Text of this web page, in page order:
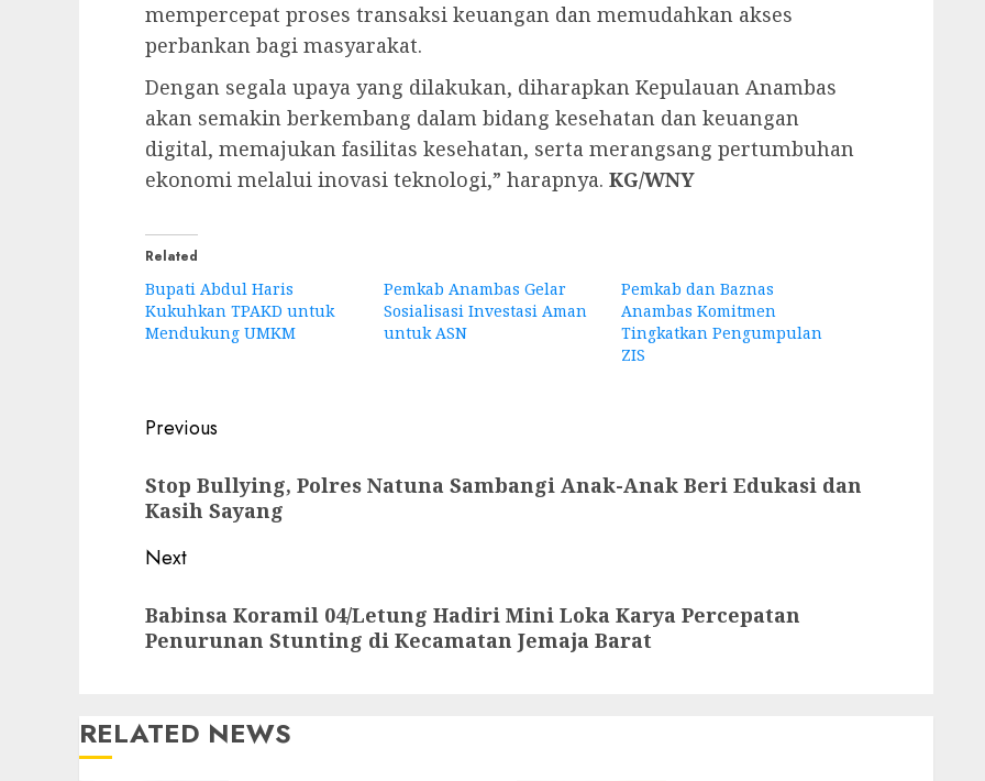
mempercepat proses transaksi keuangan dan memudahkan akses
perbankan bagi masyarakat.
Dengan segala upaya yang dilakukan, diharapkan Kepulauan Anambas
akan semakin berkembang dalam bidang kesehatan dan keuangan
digital, memajukan fasilitas kesehatan, serta merangsang pertumbuhan
ekonomi melalui inovasi teknologi,” harapnya. KG/WNY
Related
Bupati Abdul Haris
Kukuhkan TPAKD untuk
Mendukung UMKM
Pemkab Anambas Gelar
Sosialisasi Investasi Aman
untuk ASN
Pemkab dan Baznas
Anambas Komitmen
Tingkatkan Pengumpulan
ZIS
Post
navigation
Previous
post:
Stop Bullying, Polres Natuna Sambangi Anak-Anak Beri Edukasi dan
Kasih Sayang
Next
post:
Babinsa Koramil 04/Letung Hadiri Mini Loka Karya Percepatan
Penurunan Stunting di Kecamatan Jemaja Barat
RELATED NEWS